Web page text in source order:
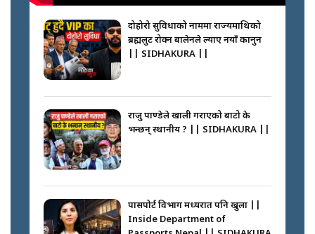
सल्किएको आगो निभाउनेहरू ||
SIDHAKURA || THE REPORTER
||
बदलेका ‘निम्स दाई’ || SIDHAKURA
||
आगो निभाउने कि तेल थप्ने ? WHATS
HAPPENING IN MADHESH ? ||
दोहोरो सुविधाको नाममा राज्यमाथिको
ब्रह्मलुट रोक्न बालेनले ल्याए नयाँ कानुन
|| SIDHAKURA ||
राजु पाण्डेले खाली गराएको बाटो के
भन्छन् स्थानीय ? || SIDHAKURA ||
पासपोर्ट विभाग मध्यरात पनि खुला ||
Inside Department of